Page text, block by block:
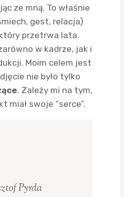
ze mną. To właśnie
gest, relacja)
przetrwa lata.
w kadrze, jak i
Moim celem jest
nie było tylko
. Zależy mi na tym,
miał swoje “serce”.
Pyrda